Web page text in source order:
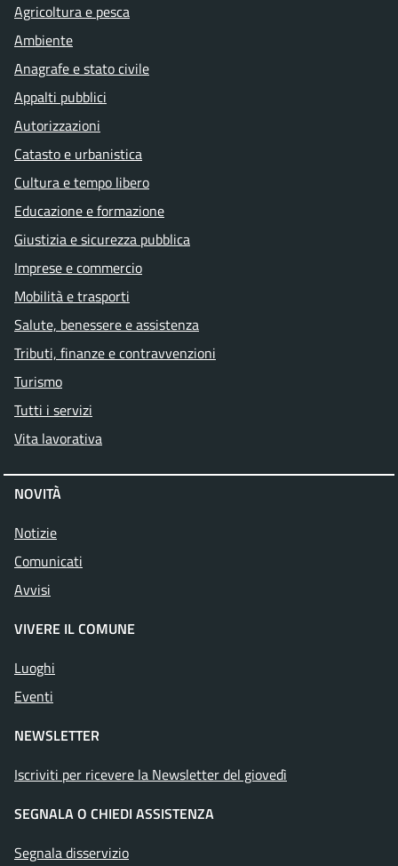
Agricoltura e pesca
Ambiente
Anagrafe e stato civile
Appalti pubblici
Autorizzazioni
Catasto e urbanistica
Cultura e tempo libero
Educazione e formazione
Giustizia e sicurezza pubblica
Imprese e commercio
Mobilità e trasporti
Salute, benessere e assistenza
Tributi, finanze e contravvenzioni
Turismo
Tutti i servizi
Vita lavorativa
NOVITÀ
Notizie
Comunicati
Avvisi
VIVERE IL COMUNE
Luoghi
Eventi
NEWSLETTER
Iscriviti per ricevere la Newsletter del giovedì
SEGNALA O CHIEDI ASSISTENZA
Segnala disservizio